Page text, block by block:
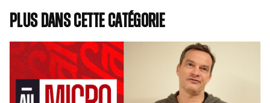
Plus dans cette catégorie